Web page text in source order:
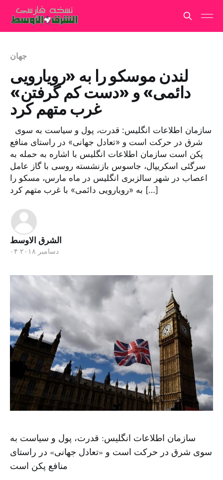
جهان
لندن موسکو را به «رویارویی
دائمی» و «دست کم گرفتن»
غرب متهم کرد
شرق در حرکت است و «تعادل جهانی» در راستای منافع
پکن است سازمان اطلاعات انگلیس با اشاره به حمله به
سرگئی اسکریپال، جاسوس بازنشسته روسی با گاز عامل
اعصاب در شهر سالزبری انگلیس در ماه مارس، مسکو را
به «رویارویی دائمی» با غرب متهم کرد […]
الشرق الاوسط
۰۴ دسامبر ۲۰۱۸
سازمان اطلاعات انگلیس: قدرت، پول و سیاست به
سوی شرق در حرکت است و «تعادل جهانی» در راستای
منافع پکن است